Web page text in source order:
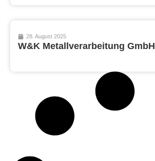
28. August 2025
W&K Metallverarbeitung GmbH